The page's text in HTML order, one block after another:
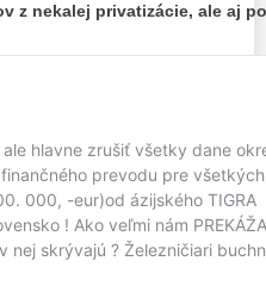
z nekalej privatizácie, ale aj